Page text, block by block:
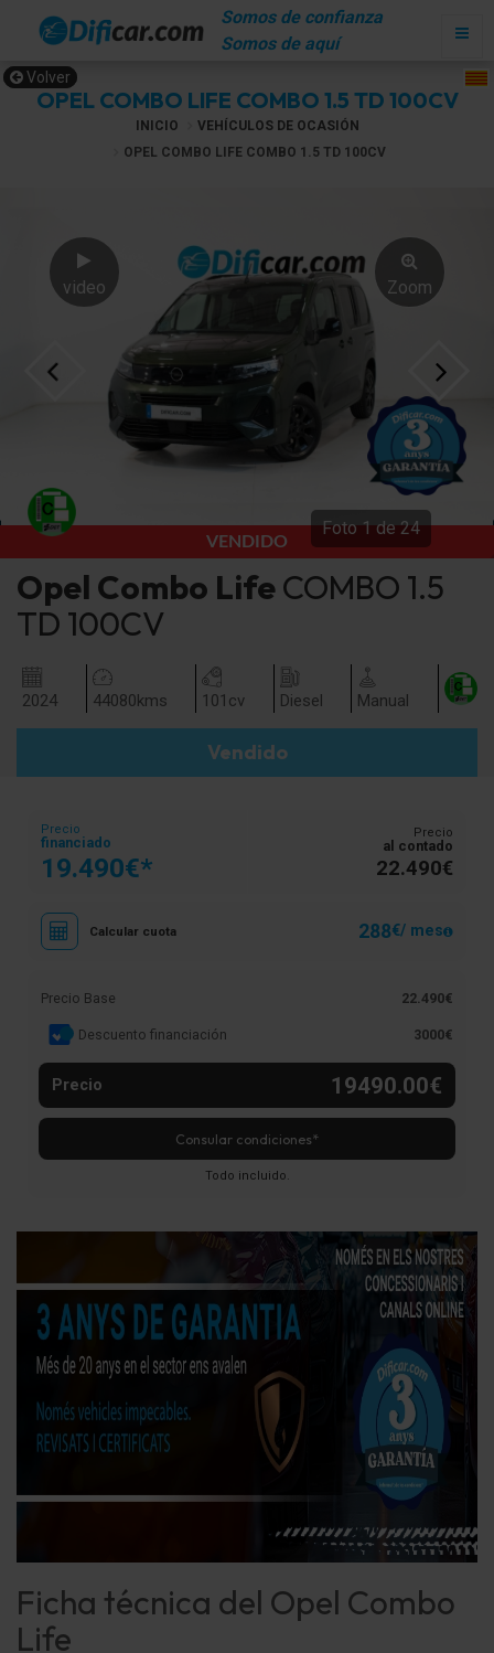
Somos de confianza
Somos de aquí
OPEL COMBO LIFE COMBO 1.5 TD 100CV
Volver
INICIO
VEHÍCULOS DE OCASIÓN
OPEL COMBO LIFE COMBO 1.5 TD 100CV
Zoom
video
VENDIDO
Foto1de24
Opel Combo LifeCOMBO 1.5
TD 100CV
2024 44080kms 101 cv Diesel Manual
Vendido
Ficha técnica del Opel Combo
Life
Precio
financiado
19.490€*
Precio
al contado
22.490€
Calcular cuota 288€/ mes
Precio Base 22.490€
Descuento financiación 3000€
Precio 19490.00€
Consular condiciones*
Todo incluido.